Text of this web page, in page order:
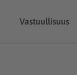
Vastuullisuus